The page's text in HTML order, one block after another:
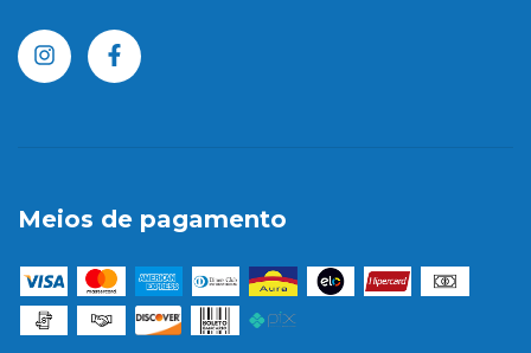
Meios de pagamento